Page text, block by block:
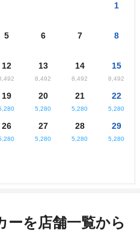
1
5 6 7 8
12 13
8,492
14
8,492
15
8,492
19 20
5,280
21
5,280
22
5,280
26 27
5,280
28
5,280
29
5,280
ーを店舗一覧から